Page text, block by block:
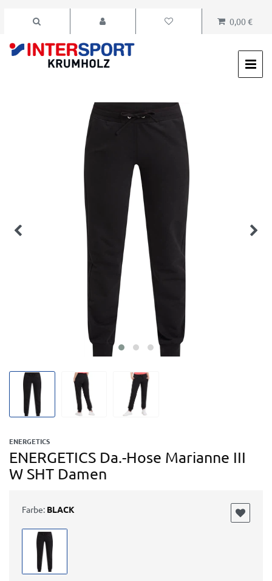
0,00 €
ENERGETICS
ENERGETICS Da.-Hose Marianne III
W SHT Damen
Farbe: BLACK